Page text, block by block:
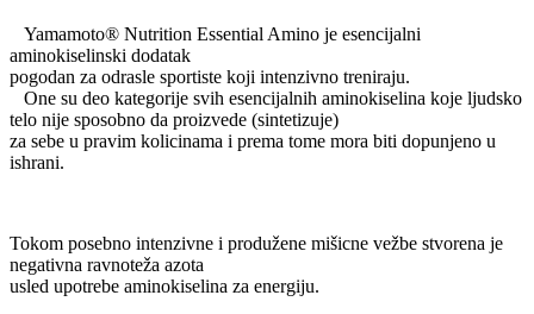
Yamamoto® Nutrition Essential Amino je esencijalni
aminokiselinski dodatak
pogodan za odrasle sportiste koji intenzivno treniraju.
One su deo kategorije svih esencijalnih aminokiselina koje ljudsko
telo nije sposobno da proizvede (sintetizuje)
za sebe u pravim kolicinama i prema tome mora biti dopunjeno u
ishrani.
Tokom posebno intenzivne i produžene mišicne vežbe stvorena je
negativna ravnoteža azota
usled upotrebe aminokiselina za energiju.